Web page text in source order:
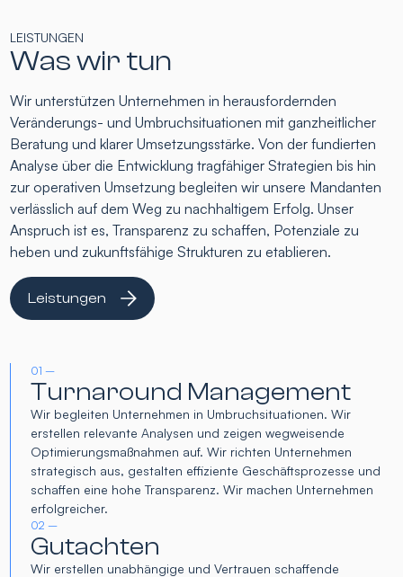
LEISTUNGEN
Was wir tun
Wir unterstützen Unternehmen in herausfordernden
Veränderungs- und Umbruchsituationen mit ganzheitlicher
Beratung und klarer Umsetzungsstärke. Von der fundierten
Analyse über die Entwicklung tragfähiger Strategien bis hin
zur operativen Umsetzung begleiten wir unsere Mandanten
verlässlich auf dem Weg zu nachhaltigem Erfolg. Unser
Anspruch ist es, Transparenz zu schaffen, Potenziale zu
heben und zukunftsfähige Strukturen zu etablieren.
Leistungen
01 –
Turnaround Management
Wir begleiten Unternehmen in Umbruchsituationen. Wir
erstellen relevante Analysen und zeigen wegweisende
Optimierungsmaßnahmen auf. Wir richten Unternehmen
strategisch aus, gestalten effiziente Geschäftsprozesse und
schaffen eine hohe Transparenz. Wir machen Unternehmen
erfolgreicher.
02 –
Gutachten
Wir erstellen unabhängige und Vertrauen schaffende